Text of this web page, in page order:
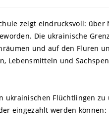
zeigt eindrucksvoll:
Die ukrainische
und auf den Fluren
Lebensmitteln und
ukrainischen Flüchtlingen
eingezahlt werden können: